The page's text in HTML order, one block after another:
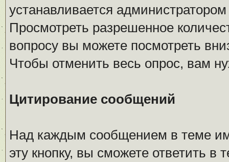
устанавливается
Просмотреть разрешенное
вопросу вы можете посмотреть
Чтобы отменить весь опрос, вам
Цитирование сообщений
Над каждым сообщением в теме
эту кнопку, вы сможете ответить